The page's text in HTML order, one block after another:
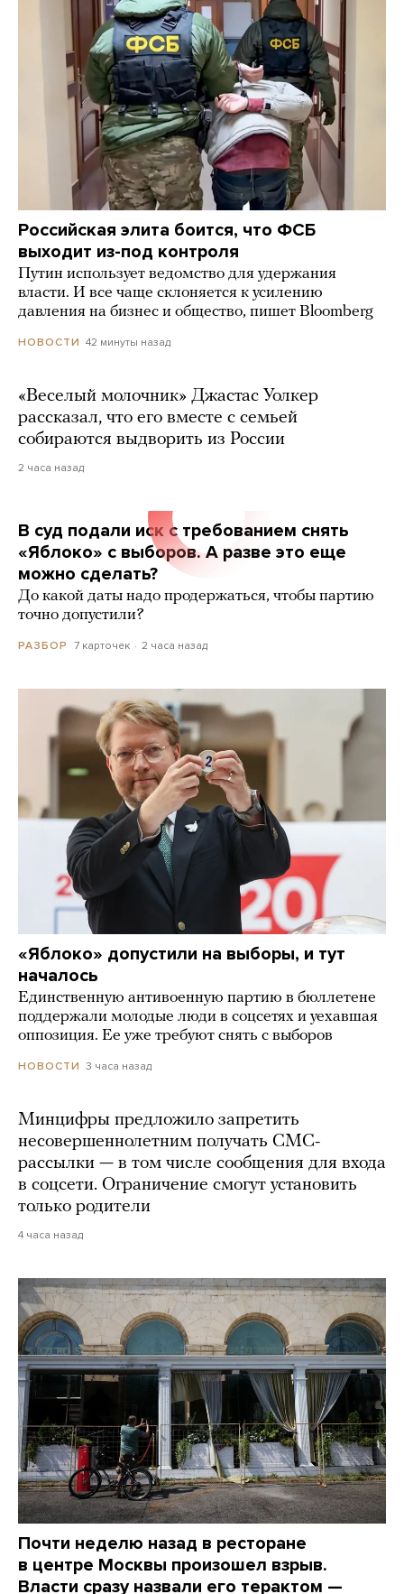
Российская элита боится, что ФСБ
выходит из-под контроля
Путин использует ведомство для удержания
власти. И все чаще склоняется к усилению
давления на бизнес и общество, пишет Bloomberg
НОВОСТИ 42 минуты назад
«Веселый молочник» Джастас Уолкер
рассказал, что его вместе с семьей
собираются выдворить из России
2 часа назад
В суд подали иск с требованием снять
«Яблоко» с выборов. А разве это еще
можно сделать?
До какой даты надо продержаться, чтобы партию
точно допустили?
РАЗБОР 7 карточек 2 часа назад
«Яблоко» допустили на выборы, и тут
началось
Единственную антивоенную партию в бюллетене
поддержали молодые люди в соцсетях и уехавшая
оппозиция. Ее уже требуют снять с выборов
НОВОСТИ 3 часа назад
Минцифры предложило запретить
несовершеннолетним получать СМС-
рассылки — в том числе сообщения для входа
в соцсети. Ограничение смогут установить
только родители
4 часа назад
Почти неделю назад в ресторане
в центре Москвы произошел взрыв.
Власти сразу назвали его терактом —